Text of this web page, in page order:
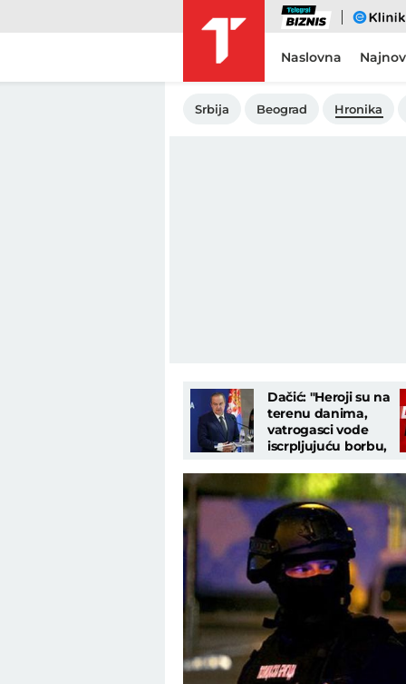
Biznis eKlinika
Naslovna
Srbija Beograd Hronika
Dačić: "Heroji su na
terenu danima,
vatrogasci vode
iscrpljujuću borbu,
ima vatre"